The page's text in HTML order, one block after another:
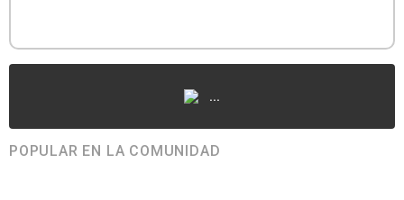
...
POPULAR EN LA COMUNIDAD